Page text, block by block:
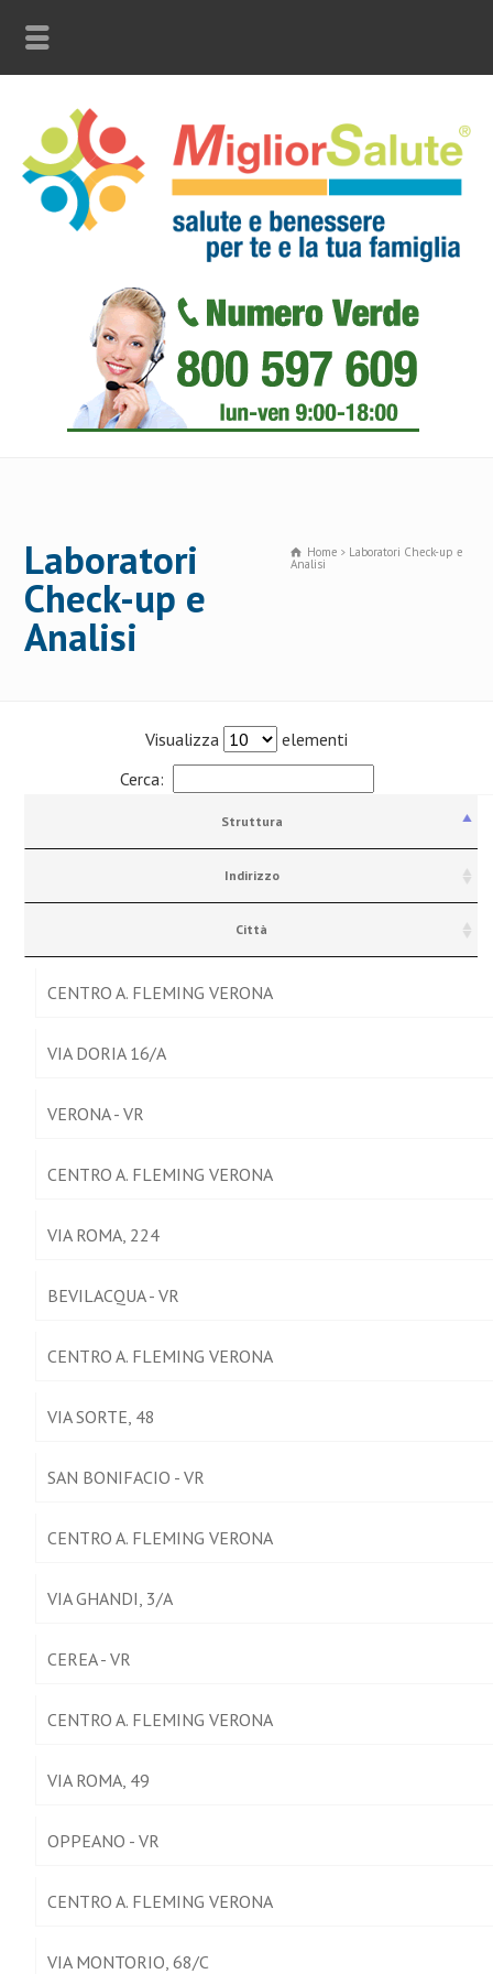
Laboratori
Check-up e
Analisi
Home Laboratori Check-up e
Analisi
Visualizza
elementi
Cerca:
Struttura
Indirizzo
Città
CENTRO A. FLEMING VERONA
VIA DORIA 16/A
VERONA - VR
CENTRO A. FLEMING VERONA
VIA ROMA, 224
BEVILACQUA - VR
CENTRO A. FLEMING VERONA
VIA SORTE, 48
SAN BONIFACIO - VR
CENTRO A. FLEMING VERONA
VIA GHANDI, 3/A
CEREA - VR
CENTRO A. FLEMING VERONA
VIA ROMA, 49
OPPEANO - VR
CENTRO A. FLEMING VERONA
VIA MONTORIO, 68/C